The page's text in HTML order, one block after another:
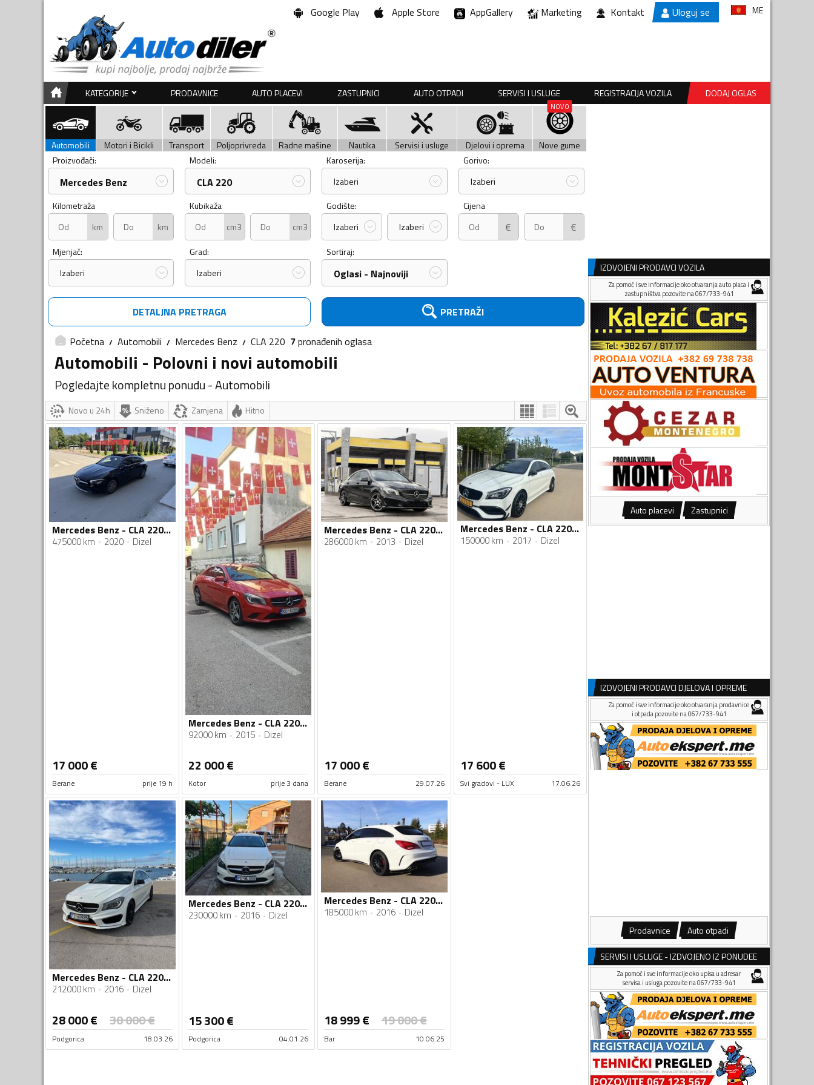
Google Play Apple Store AppGallery Marketing Kontakt Uloguj se ME
KATEGORIJE PRODAVNICE AUTO PLACEVI ZASTUPNICI AUTO OTPADI SERVISI I USLUGE REGISTRACIJA VOZILA DODAJ OGLAS
Automobili Motori i Bicikli Transport Poljoprivreda Radne mašine Nautika Servisi i usluge Djelovi i oprema
Nove gume
Proizvođači:
Mercedes Benz
Modeli:
CLA 220
Karoserija:
Izaberi
Gorivo:
Izaberi
Kilometraža
km
km
Kubikaža
cm3
cm3
Godište:
Izaberi
Izaberi
Cijena
€ €
Mjenjač:
Izaberi
Grad:
Izaberi
Sortiraj:
Oglasi - Najnoviji
DETALJNA PRETRAGA PRETRAŽI
Početna Automobili Mercedes Benz CLA 220 7pronađenih oglasa
Automobili - Polovni i novi automobili
Pogledajte kompletnu ponudu - Automobili
Novo u 24h Sniženo Zamjena Hitno
Mercedes Benz - CLA 220 - D SHOOTING BRAKE 8G-TRONIC
475000 km 2020 Dizel
17 000€
Berane prije 19 h
Mercedes Benz - CLA 220 - 2.2
92000 km 2015 Dizel
22 000€
Kotor prije 3 dana
Mercedes Benz - CLA 220 - AMG
286000 km 2013 Dizel
17 000€
Berane 29.07.26
Mercedes Benz - CLA 220 - 2.0 AMG FUL LINE
150000 km 2017 Dizel
17 600€
Svi gradovi - LUX 17.06.26
Mercedes Benz - CLA 220 - 2.2 CDI
212000 km 2016 Dizel
28 000€ 30 000€
Podgorica 18.03.26
Mercedes Benz - CLA 220 - CLA 220
230000 km 2016 Dizel
15 300€
Podgorica 04.01.26
Mercedes Benz - CLA 220 - 2.2
185000 km 2016 Dizel
18 999€ 19 000€
Bar 10.06.25
IZDVOJENI PRODAVCI VOZILA
Za pomoć i sve informacije oko otvaranja auto placa i
zastupništva pozovite na 067/733-941
Auto placevi Zastupnici
IZDVOJENI PRODAVCI DJELOVA I OPREME
Za pomoć i sve informacije oko otvaranja prodavnice
i otpada pozovite na 067/733-941
Prodavnice Auto otpadi
SERVISI I USLUGE - IZDVOJENO IZ PONUDEE
Za pomoć i sve informacije oko upisa u adresar
servisa i usluga pozovite na 067/733-941